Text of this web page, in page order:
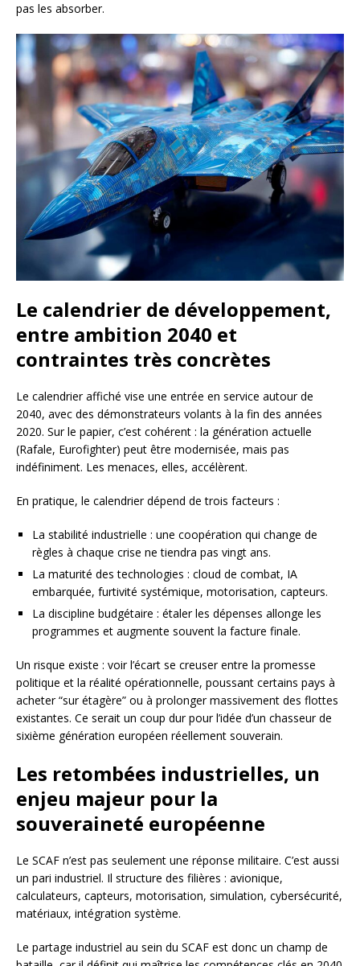
pas les absorber.
Le calendrier de développement,
entre ambition 2040 et
contraintes très concrètes
Le calendrier affiché vise une entrée en service autour de
2040, avec des démonstrateurs volants à la fin des années
2020. Sur le papier, c’est cohérent : la génération actuelle
(Rafale, Eurofighter) peut être modernisée, mais pas
indéfiniment. Les menaces, elles, accélèrent.
En pratique, le calendrier dépend de trois facteurs :
La stabilité industrielle : une coopération qui change de
règles à chaque crise ne tiendra pas vingt ans.
La maturité des technologies : cloud de combat, IA
embarquée, furtivité systémique, motorisation, capteurs.
La discipline budgétaire : étaler les dépenses allonge les
programmes et augmente souvent la facture finale.
Un risque existe : voir l’écart se creuser entre la promesse
politique et la réalité opérationnelle, poussant certains pays à
acheter “sur étagère” ou à prolonger massivement des flottes
existantes. Ce serait un coup dur pour l’idée d’un chasseur de
sixième génération européen réellement souverain.
Les retombées industrielles, un
enjeu majeur pour la
souveraineté européenne
Le SCAF n’est pas seulement une réponse militaire. C’est aussi
un pari industriel. Il structure des filières : avionique,
calculateurs, capteurs, motorisation, simulation, cybersécurité,
matériaux, intégration système.
Le partage industriel au sein du SCAF est donc un champ de